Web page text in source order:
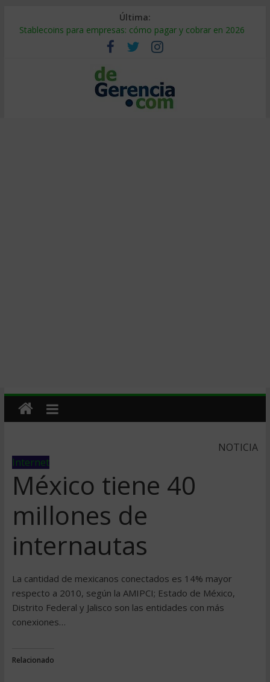
Última:
Stablecoins para empresas: cómo pagar y cobrar en 2026
Despido silencioso: qué es y por qué sale tan caro
IA en selección de personal: cómo auditarla a tiempo
Trabajo forzoso en la cadena de suministro: qué hacer
Mercado hispano de EE. UU.: cómo segmentarlo y venderle
NOTICIA
Internet
México tiene 40
millones de
internautas
La cantidad de mexicanos conectados es 14% mayor
respecto a 2010, según la AMIPCI; Estado de México,
Distrito Federal y Jalisco son las entidades con más
conexiones…
Relacionado